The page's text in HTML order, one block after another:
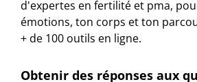
d'expertes en fertilité et pma,
émotions, ton corps et ton
+ de 100 outils en ligne.
Obtenir des réponses aux